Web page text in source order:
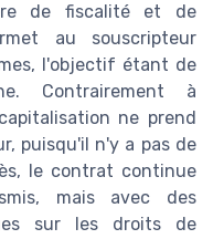
de fiscalité et de
au souscripteur
l'objectif étant de
Contrairement à
ne prend
puisqu'il n'y a pas de
le contrat continue
mais avec des
sur les droits de